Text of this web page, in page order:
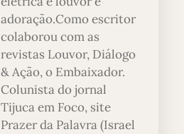
adoração.Como escritor
colaborou com as
revistas Louvor, Diálogo
& Ação, o Embaixador.
Colunista do jornal
Tijuca em Foco, site
Prazer da Palavra (Israel